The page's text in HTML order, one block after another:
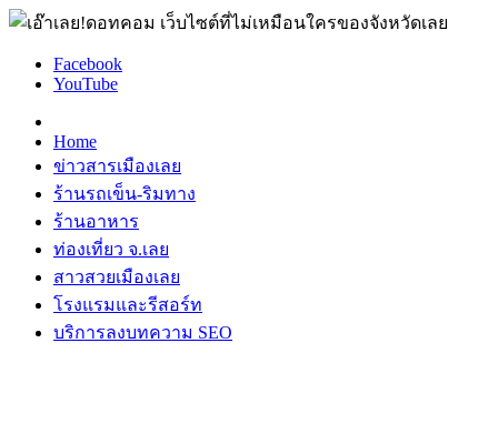
Facebook
YouTube
Home
ข่าวสารเมืองเลย
ร้านรถเข็น-ริมทาง
ร้านอาหาร
ท่องเที่ยว จ.เลย
สาวสวยเมืองเลย
โรงแรมและรีสอร์ท
บริการลงบทความ SEO